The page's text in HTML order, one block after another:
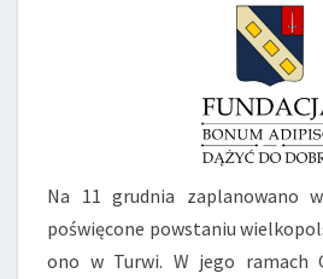
Na 11 grudnia zaplanowano
poświęcone powstaniu
ono w Turwi. W jego ramach